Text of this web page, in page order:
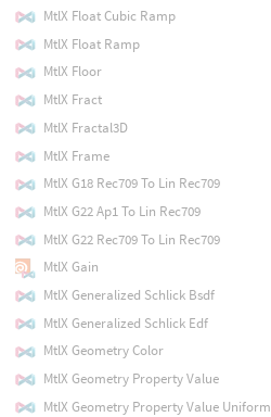
MtlX Float Cubic Ramp
MtlX Float Ramp
MtlX Floor
MtlX Fract
MtlX Fractal3D
MtlX Frame
MtlX G18 Rec709 To Lin Rec709
MtlX G22 Ap1 To Lin Rec709
MtlX G22 Rec709 To Lin Rec709
MtlX Gain
MtlX Generalized Schlick Bsdf
MtlX Generalized Schlick Edf
MtlX Geometry Color
MtlX Geometry Property Value
MtlX Geometry Property Value Uniform